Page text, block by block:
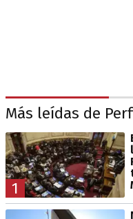
Más leídas de
1